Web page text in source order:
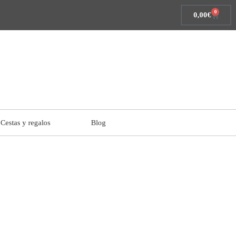
0,00€ 0
Cestas y regalos Blog